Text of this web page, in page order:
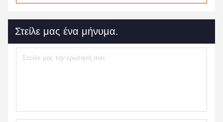
Στείλε μας ένα μήνυμα.